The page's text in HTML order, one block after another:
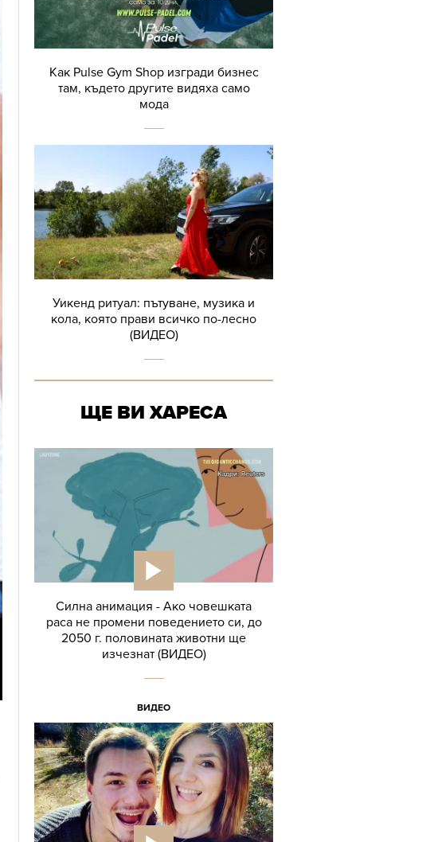
Как Pulse Gym Shop изгради бизнес
там, където другите видяха само
мода
Уикенд ритуал: пътуване, музика и
кола, която прави всичко по-лесно
(ВИДЕО)
ЩЕ ВИ ХАРЕСА
Силна анимация - Ако човешката
раса не промени поведението си, до
2050 г. половината животни ще
изчезнат (ВИДЕО)
ВИДЕО